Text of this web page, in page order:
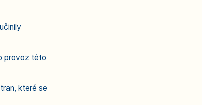
provoz této
které se